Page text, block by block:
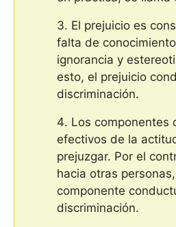
El prejuicio es
falta de
ignorancia y
esto, el prejuicio
discriminación.
Los componentes
efectivos de la
prejuzgar. Por el
hacia otras
componente
discriminación.